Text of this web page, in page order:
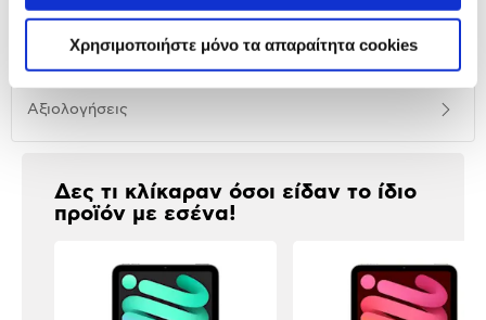
Χρησιμοποιήστε μόνο τα απαραίτητα cookies
Προδιαγραφές
προϊόντος
Αξιολογήσεις
Αξιολογήσεις
Δες τι κλίκαραν όσοι είδαν το ίδιο
προϊόν με εσένα!